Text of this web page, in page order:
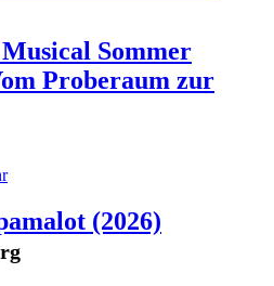
Sommer
Proberaum zur
(2026)